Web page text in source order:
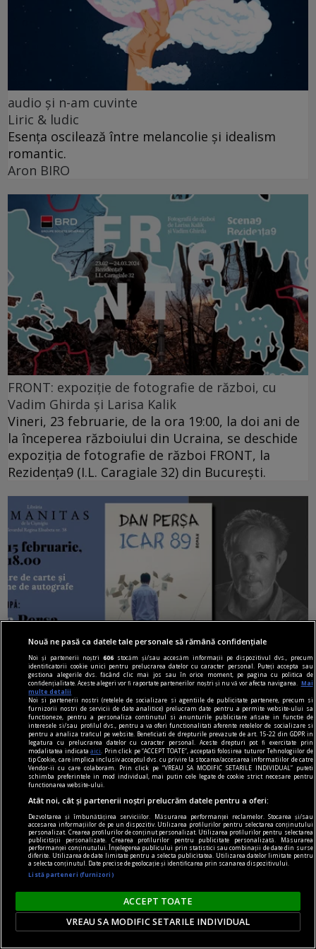
audio şi n-am cuvinte
Liric & ludic
Esența oscilează între melancolie și idealism
romantic.
Aron BIRO
FRONT: expoziție de fotografie de război, cu
Vadim Ghirda și Larisa Kalik
Vineri, 23 februarie, de la ora 19:00, la doi ani de
la începerea războiului din Ucraina, se deschide
expoziția de fotografie de război FRONT, la
Rezidența9 (I.L. Caragiale 32) din București.
în oraș
Lansare de carte și sesiune de autografe – Dan
Perșa, Icar 89
Vă invităm joi, 15 februarie, de la ora 18, la
Librăria Humanitas de la Cişmigiu (bd. Regina
Elisabeta nr. 38), la o întâlnire cu Dan Perșa,
autorul romanului Icar 89, publicat în colecția de
literatură contemporană a Editurii Humanitas.
Nouă ne pasă ca datele tale personale să rămână confidențiale
Noi și partenerii noștri606 stocăm și/sau accesăm informații pe dispozitivul dvs., precum
identificatorii cookie unici pentru prelucrarea datelor cu caracter personal. Puteți accepta sau
gestiona alegerile dvs. făcând clic mai jos sau în orice moment, pe pagina cu politica de
confidențialitate. Aceste alegeri vor fi raportate partenerilor noștri și nu vă vor afecta navigarea.
Mai
multe detalii
Noi si partenerii nostri (retelele de socializare si agentiile de publicitate partenere, precum si
furnizorii nostri de servicii de date analitice) prelucram date pentru a permite website-ului sa
functioneze, pentru a personaliza continutul si anunturile publicitare afisate in functie de
interesele si/sau profilul dvs., pentru a va oferi functionalitati aferente retelelor de socializare si
pentru a analiza traficul pe website. Beneficiati de drepturile prevazute de art. 15-22 din GDPR in
legatura cu prelucrarea datelor cu caracter personal. Aceste drepturi pot fi exercitate prin
modalitatea indicataaici
. Prin click pe “ACCEPT TOATE”, acceptati folosirea tuturor Tehnologiilor de
tip Cookie, care implica inclusiv acceptul dvs. cu privire la stocarea/accesarea informatiilor de catre
Vendor-ii cu care colaboram. Prin click pe “VREAU SA MODIFIC SETARILE INDIVIDUAL” puteti
schimba preferintele in mod individual, mai putin cele legate de cookie strict necesare pentru
functionarea website-ului.
Atât noi, cât și partenerii noștri prelucrăm datele pentru a oferi:
Dezvoltarea și îmbunătățirea serviciilor. Măsurarea performanței reclamelor. Stocarea și/sau
accesarea informațiilor de pe un dispozitiv. Utilizarea profilurilor pentru selectarea conținutului
personalizat. Crearea profilurilor de conținut personalizat. Utilizarea profilurilor pentru selectarea
publicității personalizate. Crearea profilurilor pentru publicitate personalizată. Măsurarea
performanței conținutului. Înțelegerea publicului prin statistici sau combinații de date din surse
diferite. Utilizarea de date limitate pentru a selecta publicitatea. Utilizarea datelor limitate pentru
a selecta conținutul. Date precise de geolocație și identificarea prin scanarea dispozitivului.
Listă parteneri (furnizori)
ACCEPT TOATE
VREAU SA MODIFIC SETARILE INDIVIDUAL